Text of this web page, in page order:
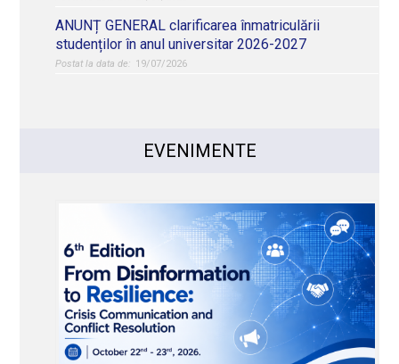
ANUNȚ GENERAL clarificarea înmatriculării
studenților în anul universitar 2026-2027
19/07/2026
EVENIMENTE